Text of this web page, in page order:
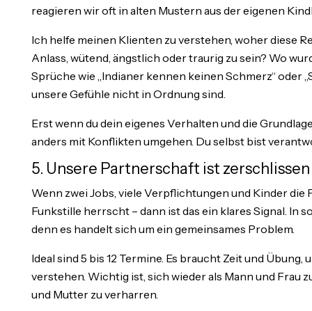
reagieren wir oft in alten Mustern aus der eigenen
Ich helfe meinen Klienten zu verstehen, woher diese
Anlass, wütend, ängstlich oder traurig zu sein? Wo
Sprüche wie „Indianer kennen keinen Schmerz“ oder
unsere Gefühle nicht in Ordnung sind.
Erst wenn du dein eigenes Verhalten und die
anders mit Konflikten umgehen. Du selbst bist
5. Unsere Partnerschaft ist
Wenn zwei Jobs, viele Verpflichtungen und Kinder
Funkstille herrscht – dann ist das ein klares Signal. In
denn es handelt sich um ein gemeinsames Problem.
Ideal sind 5 bis 12 Termine. Es braucht Zeit und
verstehen. Wichtig ist, sich wieder als Mann und Frau
und Mutter zu verharren.